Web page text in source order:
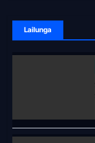
Lailunga